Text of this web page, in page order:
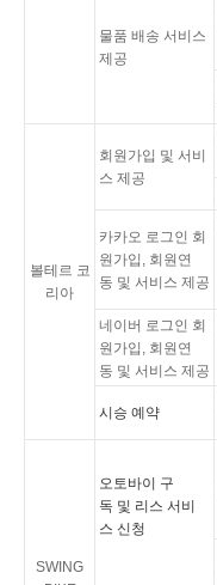
물품 배송 서비스
제공
볼테르 코
리아
회원가입 및 서비
스 제공
카카오 로그인 회
원가입, 회원연
동 및 서비스 제공
네이버 로그인 회
원가입, 회원연
동 및 서비스 제공
시승 예약
SWING
오토바이 구
독 및 리스 서비
스 신청